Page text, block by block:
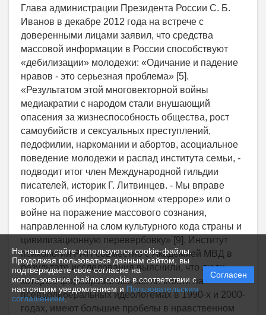
На нашем сайте используются cookie-файлы.
Продолжая пользоваться данным сайтом, вы
подтверждаете свое согласие на
использование файлов cookie в соответствии с
настоящим уведомлением и Пользовательским
соглашением.
Согласен